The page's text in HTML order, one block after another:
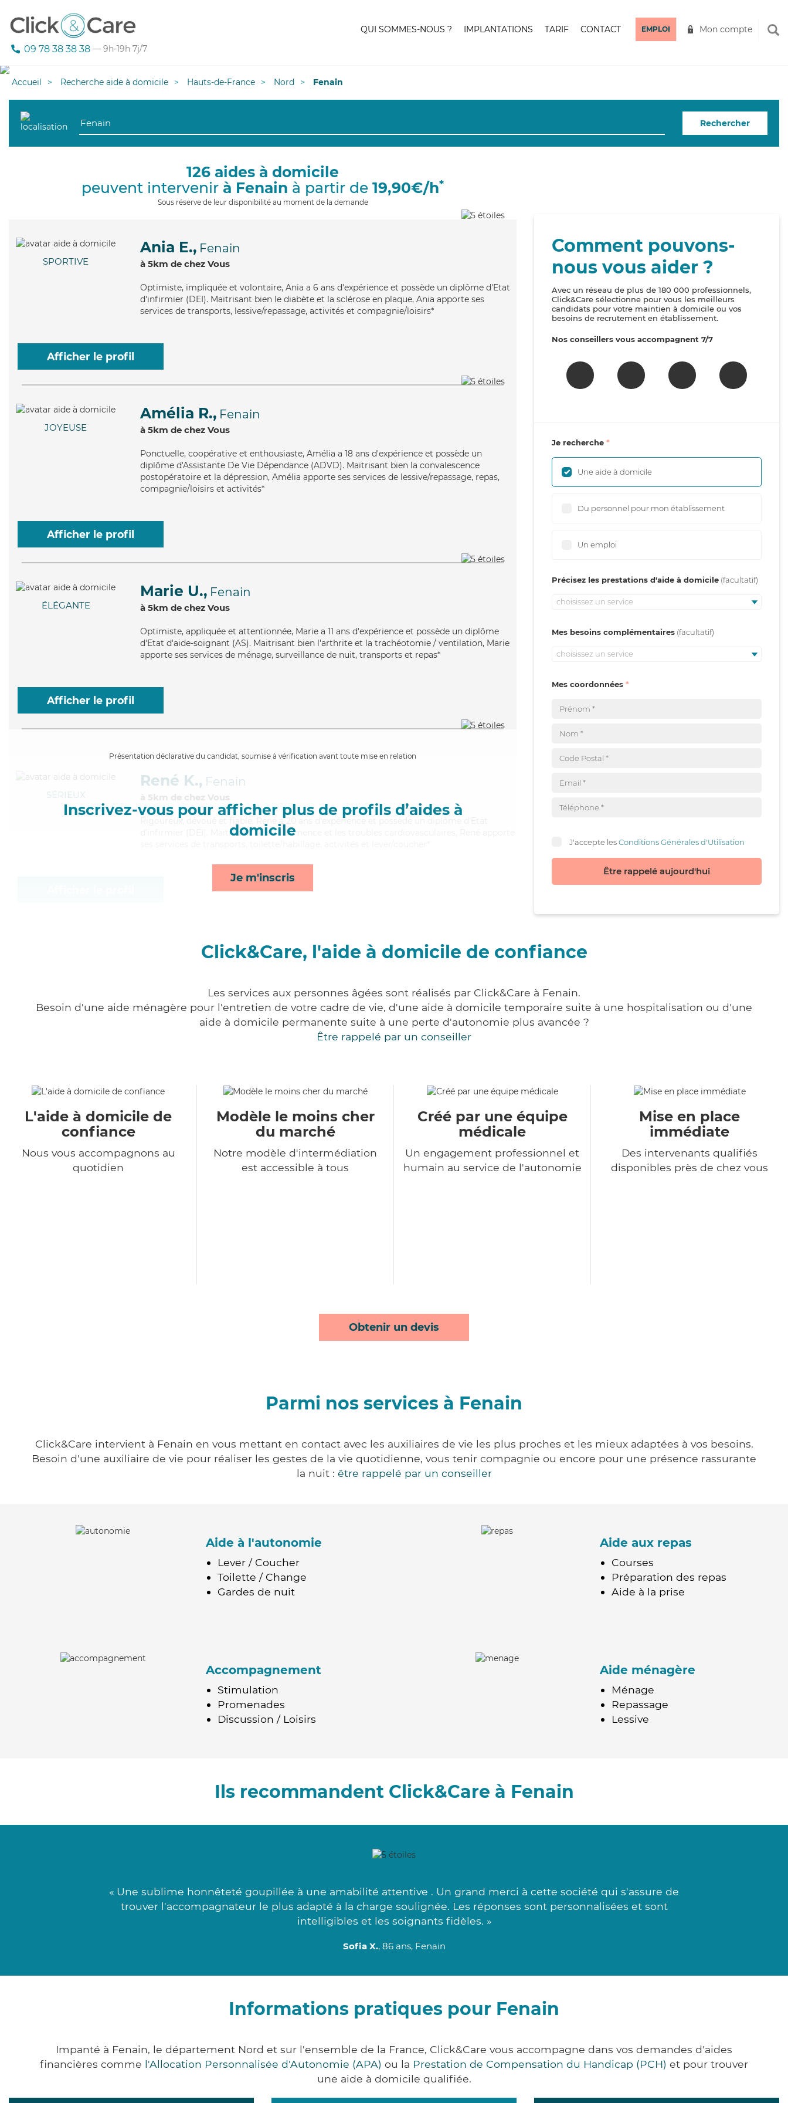
09 78 38 38 38 — 9h-19h 7j/7
QUI SOMMES-NOUS ? IMPLANTATIONS TARIF CONTACT EMPLOI Mon compte
Accueil Recherche aide à domicile Hauts-de-France Nord Fenain
Rechercher
126 aides à domicile
peuvent intervenir à Fenain à partir de 19,90€/h*
Sous réserve de leur disponibilité au moment de la demande
SPORTIVE
Ania E., Fenain
à 5km de chez Vous
Optimiste, impliquée et volontaire, Ania a 6 ans d'expérience et possède un diplôme d'Etat
d'infirmier (DEI). Maitrisant bien le diabète et la sclérose en plaque, Ania apporte ses
services de transports, lessive/repassage, activités et compagnie/loisirs*
Afficher le profil
JOYEUSE
Amélia R., Fenain
à 5km de chez Vous
Ponctuelle, coopérative et enthousiaste, Amélia a 18 ans d'expérience et possède un
diplôme d'Assistante De Vie Dépendance (ADVD). Maitrisant bien la convalescence
postopératoire et la dépression, Amélia apporte ses services de lessive/repassage, repas,
compagnie/loisirs et activités*
Afficher le profil
ÉLÉGANTE
Marie U., Fenain
à 5km de chez Vous
Optimiste, appliquée et attentionnée, Marie a 11 ans d'expérience et possède un diplôme
d'Etat d'aide-soignant (AS). Maitrisant bien l'arthrite et la trachéotomie / ventilation, Marie
apporte ses services de ménage, surveillance de nuit, transports et repas*
Afficher le profil
Présentation déclarative du candidat, soumise à vérification avant toute mise en relation
Inscrivez-vous pour afficher plus de profils d’aides à
domicile
Je m'inscris
SÉRIEUX
René K., Fenain
à 5km de chez Vous
Rigoureux
, dévoué et fiable, René a 20 ans d'expérience et possède un diplôme d'Etat
d'infirmier (DEI). Maitrisant bien la démence et les troubles cardiovasculaires, René apporte
Comment pouvons-
nous vous aider ?
Avec un réseau de plus de 180 000 professionnels,
Click&Care sélectionne pour vous les meilleurs
candidats pour votre maintien à domicile ou vos
besoins de recrutement en établissement.
Nos conseillers vous accompagnent 7/7
Je recherche
Une aide à domicile
Du personnel pour mon établissement
Un emploi
Précisez les prestations d'aide à domicile
choisissez un service
Mes besoins complémentaires
choisissez un service
Mes coordonnées
J'accepte lesConditions Générales d'Utilisation
Être rappelé aujourd'hui
Click&Care, l'aide à domicile de confiance
Les services aux personnes âgées sont réalisés par Click&Care à Fenain.
Besoin d'une aide ménagère pour l'entretien de votre cadre de vie, d'une aide à domicile temporaire suite à une hospitalisation ou d'une
aide à domicile permanente suite à une perte d'autonomie plus avancée ?
Être rappelé par un conseiller
L'aide à domicile de
confiance
Nous vous accompagnons au
quotidien
Modèle le moins cher
du marché
Notre modèle d'intermédiation
est accessible à tous
Créé par une équipe
médicale
Un engagement professionnel et
humain au service de l'autonomie
Mise en place
immédiate
Des intervenants qualifiés
disponibles près de chez vous
Obtenir un devis
Parmi nos services à Fenain
Click&Care intervient à Fenain en vous mettant en contact avec les auxiliaires de vie les plus proches et les mieux adaptées à vos besoins.
Besoin d'une auxiliaire de vie pour réaliser les gestes de la vie quotidienne, vous tenir compagnie ou encore pour une présence rassurante
la nuit : être rappelé par un conseiller
Aide à l'autonomie
Lever / Coucher
Toilette / Change
Gardes de nuit
Aide aux repas
Courses
Préparation des repas
Aide à la prise
Accompagnement
Stimulation
Promenades
Discussion / Loisirs
Aide ménagère
Ménage
Repassage
Lessive
Ils recommandent Click&Care à Fenain
« Une sublime honnêteté goupillée à une amabilité attentive . Un grand merci à cette société qui s'assure de
trouver l'accompagnateur le plus adapté à la charge soulignée. Les réponses sont personnalisées et sont
intelligibles et les soignants fidèles. »
Sofia X., 86 ans, Fenain
Informations pratiques pour Fenain
Impanté à Fenain, le département Nord et sur l'ensemble de la France, Click&Care vous accompagne dans vos demandes d'aides
financières comme l'Allocation Personnalisée d'Autonomie (APA) ou la Prestation de Compensation du Handicap (PCH) et pour trouver
une aide à domicile qualifiée.